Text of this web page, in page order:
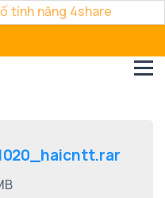
tính năng 4share